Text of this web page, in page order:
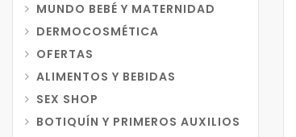
MUNDO BEBÉ Y MATERNIDAD
DERMOCOSMÉTICA
OFERTAS
ALIMENTOS Y BEBIDAS
SEX SHOP
BOTIQUÍN Y PRIMEROS AUXILIOS